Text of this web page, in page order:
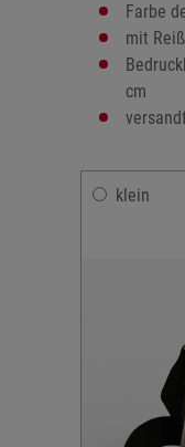
Farbe
mit
cm
klein